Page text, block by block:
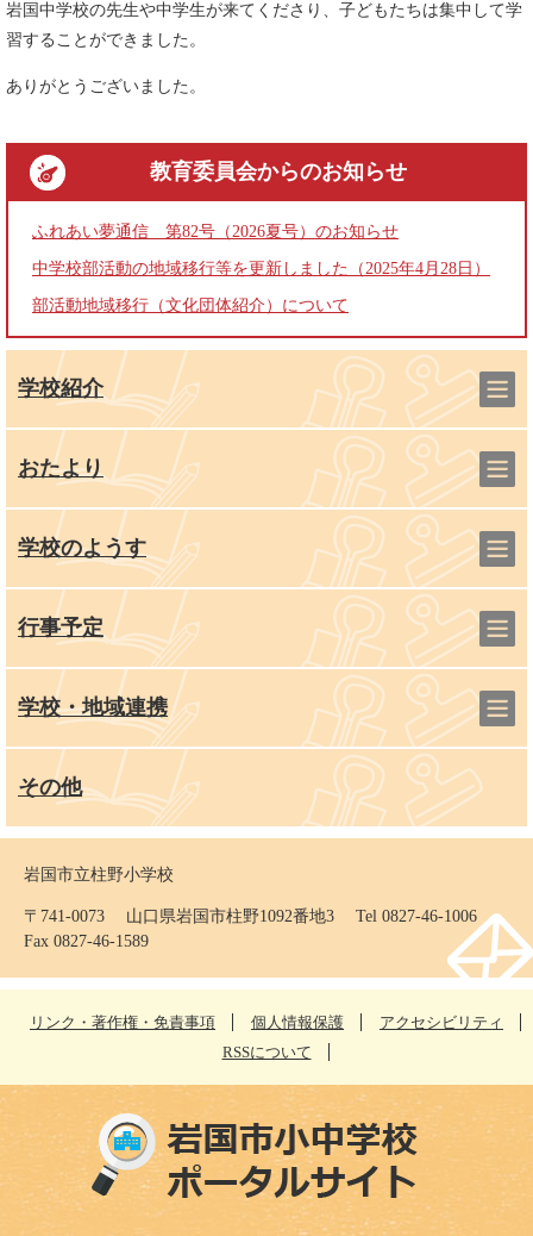
岩国中学校の先生や中学生が来てくださり、子どもたちは集中して学
習することができました。
ありがとうございました。
教育委員会からのお知らせ
ふれあい夢通信 第82号（2026夏号）のお知らせ
中学校部活動の地域移行等を更新しました（2025年4月28日）
部活動地域移行（文化団体紹介）について
学校紹介
おたより
学校のようす
行事予定
学校・地域連携
その他
岩国市立柱野小学校
〒741-0073 山口県岩国市柱野1092番地3 Tel 0827-46-1006
Fax 0827-46-1589
リンク・著作権・免責事項 個人情報保護
アクセシビリティ
RSSについて